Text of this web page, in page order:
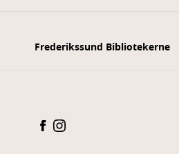
Frederikssund Bibliotekerne